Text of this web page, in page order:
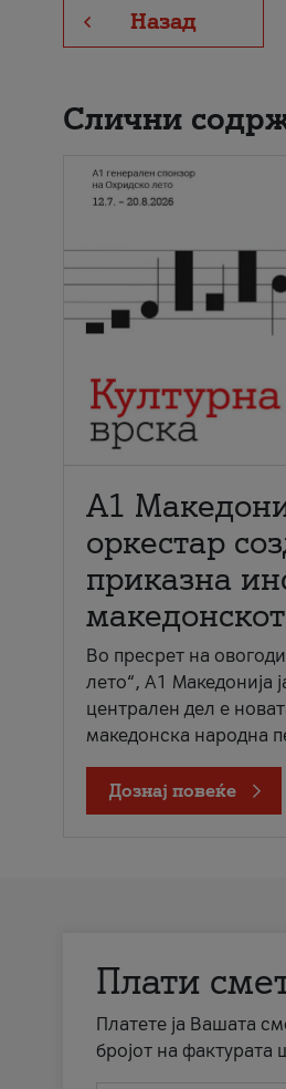
Назад
Слични
А1
оркестар
приказна
Во пресрет на
лето“, А1 Македонија
централен дел е
македонска народна
Дознај повеќе
Плати
Платете ја Вашата
бројот на фактурата